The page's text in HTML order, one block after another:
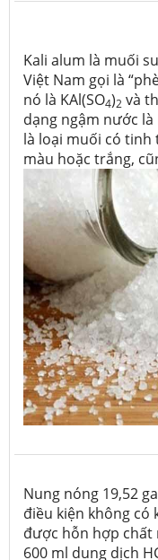
Kali alum là muối
Việt Nam gọi là
nó là KAl(SO4)2 và
dạng ngậm nước là
là loại muối có tinh
màu hoặc trắng,
Nung nóng 19,52
điều kiện không có
được hỗn hợp chất
600 ml dung dịch